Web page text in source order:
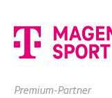
Premium-Partner